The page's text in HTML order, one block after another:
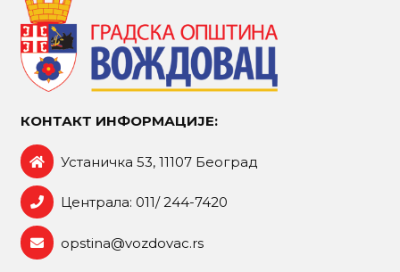
КОНТАКТ ИНФОРМАЦИЈЕ:
Устаничка 53, 11107 Београд
Централа: 011/ 244-7420
opstina@vozdovac.rs